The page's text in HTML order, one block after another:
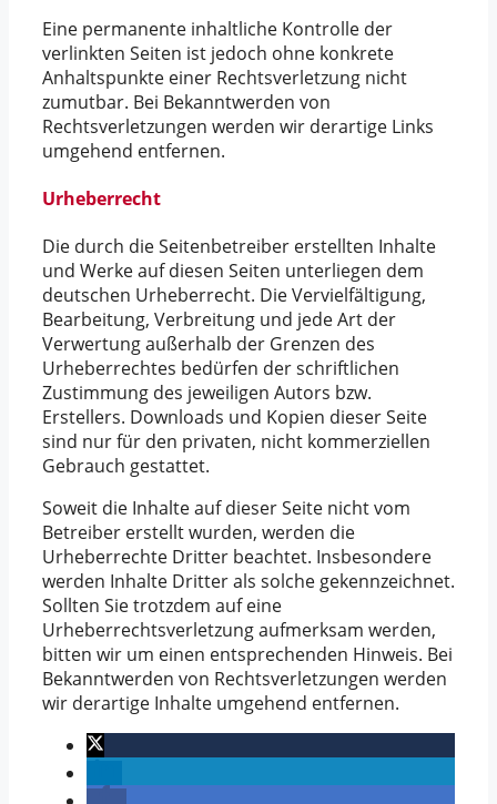
Eine permanente inhaltliche Kontrolle der
verlinkten Seiten ist jedoch ohne konkrete
Anhaltspunkte einer Rechtsverletzung nicht
zumutbar. Bei Bekanntwerden von
Rechtsverletzungen werden wir derartige Links
umgehend entfernen.
Urheberrecht
Die durch die Seitenbetreiber erstellten Inhalte
und Werke auf diesen Seiten unterliegen dem
deutschen Urheberrecht. Die Vervielfältigung,
Bearbeitung, Verbreitung und jede Art der
Verwertung außerhalb der Grenzen des
Urheberrechtes bedürfen der schriftlichen
Zustimmung des jeweiligen Autors bzw.
Erstellers. Downloads und Kopien dieser Seite
sind nur für den privaten, nicht kommerziellen
Gebrauch gestattet.
Soweit die Inhalte auf dieser Seite nicht vom
Betreiber erstellt wurden, werden die
Urheberrechte Dritter beachtet. Insbesondere
werden Inhalte Dritter als solche gekennzeichnet.
Sollten Sie trotzdem auf eine
Urheberrechtsverletzung aufmerksam werden,
bitten wir um einen entsprechenden Hinweis. Bei
Bekanntwerden von Rechtsverletzungen werden
wir derartige Inhalte umgehend entfernen.